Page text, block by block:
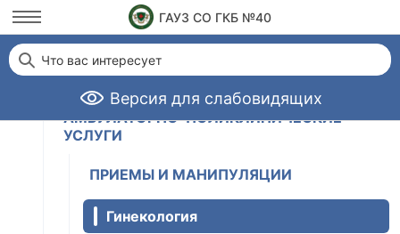
ГАУЗ СО ГКБ №40
Версия для слабовидящих
Что вас интересует
Анестезиология и реанимация
СТАЦИОНАРНЫЕ УСЛУГИ
АМБУЛАТОРНО-ПОЛИКЛИНИЧЕСКИЕ
УСЛУГИ
ПРИЕМЫ И МАНИПУЛЯЦИИ
Гинекология